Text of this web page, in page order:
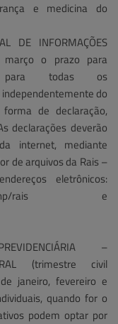
e medicina do
DE INFORMAÇÕES
março o prazo para
todas os
do
de declaração,
declarações deverão
internet, mediante
de arquivos da Rais –
eletrônicos:
index.php/rais e
–
(trimestre civil
janeiro, fevereiro e
quando for o
podem optar por